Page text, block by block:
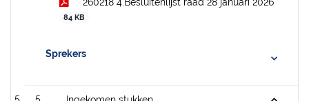
84 KB
Sprekers
5